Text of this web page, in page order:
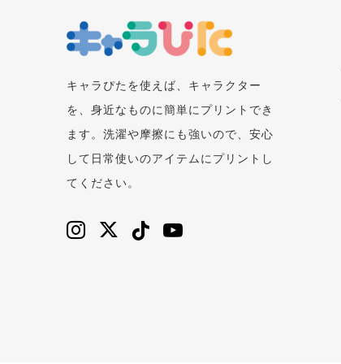
キャラぴたを使えば、キャラクター
を、身近なものに簡単にプリントでき
ます。洗濯や摩擦にも強いので、安心
して日常使いのアイテムにプリントし
てください。